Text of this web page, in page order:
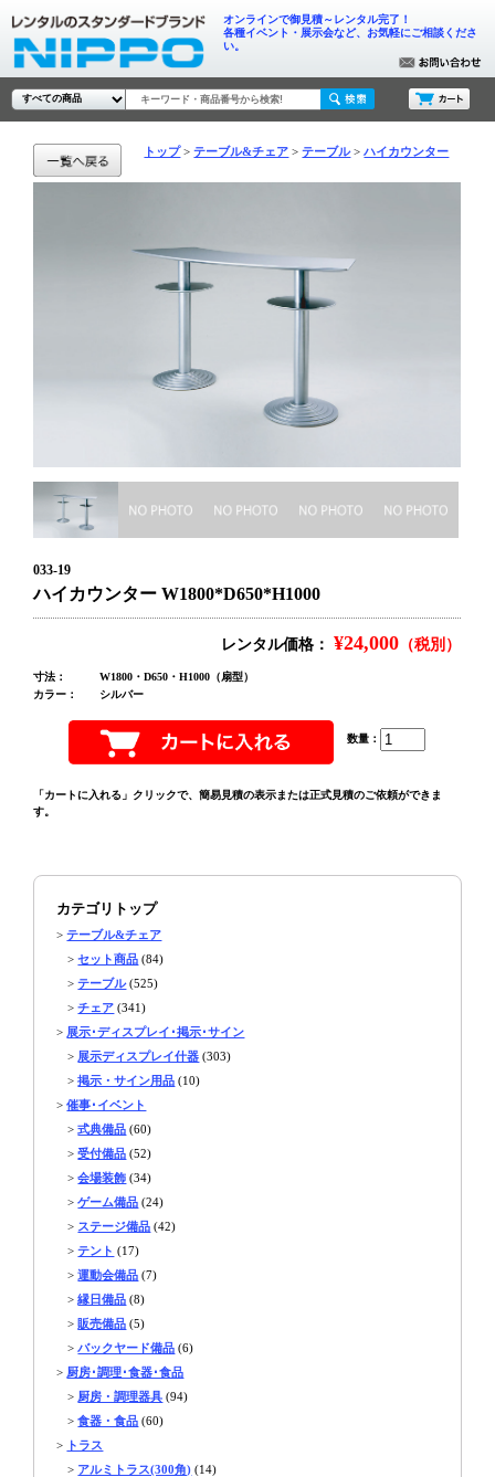
オンラインで御見積～レンタル完了！
各種イベント・展示会など、お気軽にご相談くださ
い。
トップ テーブル&チェア テーブル ハイカウンター
033-19
ハイカウンター W1800*D650*H1000
レンタル価格： ¥24,000 （税別）
寸法：
W1800・D650・H1000（扇型）
カラー：
シルバー
数量：
「カートに入れる」クリックで、簡易見積の表示または正式見積のご依頼ができま
す。
カテゴリトップ
>テーブル&チェア
>セット商品 (84)
>テーブル(525)
>チェア (341)
> 展示･ディスプレイ･掲示･サイン
> 展示ディスプレイ什器 (303)
>掲示・サイン用品 (10)
>催事･イベント
>式典備品 (60)
>受付備品 (52)
>会場装飾 (34)
>ゲーム備品 (24)
> ステージ備品 (42)
>テント (17)
>運動会備品 (7)
>縁日備品 (8)
> 販売備品 (5)
>バックヤード備品 (6)
> 厨房･調理･食器･食品
> 厨房・調理器具 (94)
>食器・食品 (60)
> トラス
> アルミトラス(300角) (14)